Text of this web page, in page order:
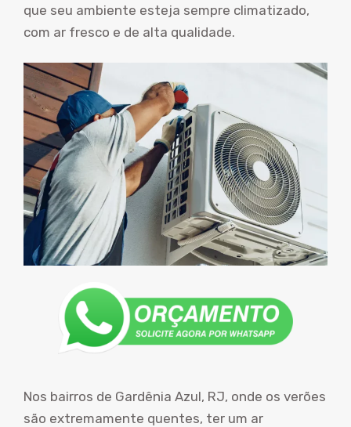
que seu ambiente esteja sempre climatizado,
com ar fresco e de alta qualidade.
Nos bairros de Gardênia Azul, RJ, onde os verões
são extremamente quentes, ter um ar